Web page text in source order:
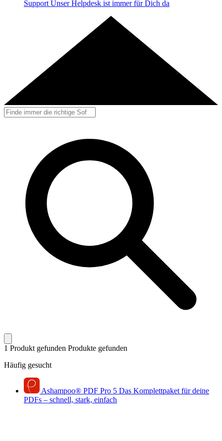
Support Unser Helpdesk ist immer für Dich da
1 Produkt gefunden Produkte gefunden
Häufig gesucht
Ashampoo® PDF Pro 5 Das Komplettpaket für deine
PDFs – schnell, stark, einfach